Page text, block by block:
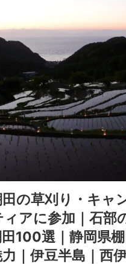
の草刈り・キャ
アに参加｜石部
100選｜静岡県棚
｜伊豆半島｜西